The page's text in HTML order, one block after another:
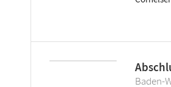
Baden-